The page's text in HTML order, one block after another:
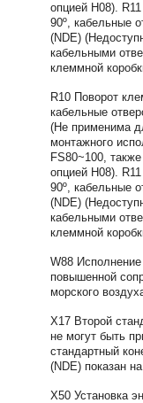
опцией H08).
90º, кабельные
(NDE)
кабельными
клеммной
R10 Поворот
кабельные
(Не применима
монтажного
FS80~100,
опцией H08).
90º, кабельные
(NDE)
кабельными
клеммной
W88
повышенной
морского
X17 Второй
не могут быть
стандартный
(NDE) показан
X50 Установка